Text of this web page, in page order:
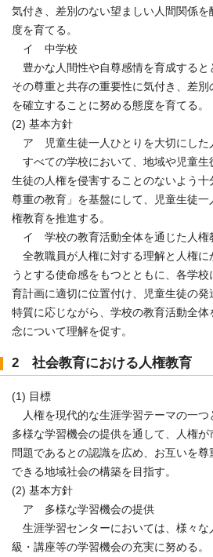
気付き、差別のない望ましい人間関係
度を育てる。
イ 中学校
豊かな人間性や自尊感情を育成すると
その尊重と共存の重要性に気付き、差
を確立することに努める態度を育てる。
(2) 基本方針
ア 児童生徒一人ひとりを大切にした
すべての学校において、地域や児童生
生徒の人権を侵害することのないよう十
尊重の教育」を基盤にして、児童生徒一
権教育を推進する。
イ 学校の教育活動全体を通じた人権
全教職員が人権に対する理解と人権に
うとする使命感をもつとともに、各学
育計画に適切に位置付け、児童生徒の
特質に応じながら、学校の教育活動全
念について理解を促す。
2 社会教育における人権教育
(1) 目標
人権を現代的な生涯学習テーマの一つ
多様な学習機会の提供を通して、人権
問題であるとの認識を広め、お互いを
できる地域社会の構築を目指す。
(2) 基本方針
ア 多様な学習機会の提供
生涯学習センターにおいては、様々な
級・講座等の学習機会の充実に努める。